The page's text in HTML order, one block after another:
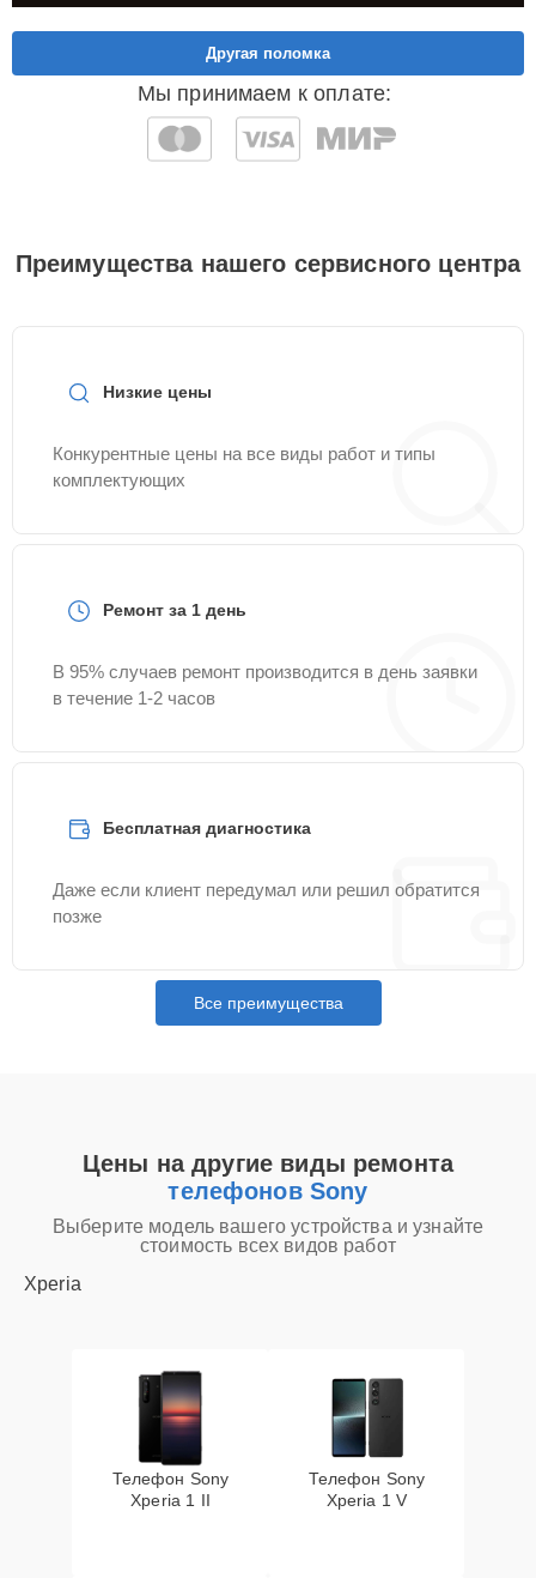
Мы принимаем к оплате:
Другая поломка
Преимущества нашего сервисного центра
Низкие цены
Конкурентные цены на все виды работ и типы
комплектующих
Ремонт за 1 день
В 95% случаев ремонт производится в день заявки
в течение 1-2 часов
Бесплатная диагностика
Даже если клиент передумал или решил обратится
позже
Все преимущества
Цены на другие виды ремонта
телефонов Sony
Выберите модель вашего устройства и узнайте
стоимость всех видов работ
Xperia
Телефон Sony
Xperia 1 II
Телефон Sony
Xperia 1 V